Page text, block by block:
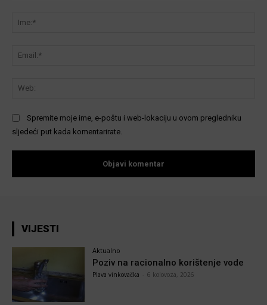
Spremite moje ime, e-poštu i web-lokaciju u ovom pregledniku
sljedeći put kada komentarirate.
VIJESTI
Aktualno
Poziv na racionalno korištenje vode
Plava vinkovačka 6 kolovoza, 2026